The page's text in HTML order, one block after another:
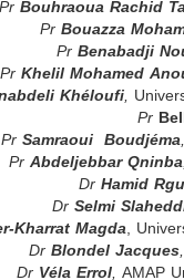
PrBouhraoua Rachid
PrBouazza
PrBenabadji
PrKhelil Mohamed
Khéloufi,
Pr
PrSamraoui Boudjéma,
PrAbdeljebbar Qninba
DrHamid
DrSelmi
Kharrat Magda,
DrBlondel Jacques,
Dr Véla Errol, AMAP